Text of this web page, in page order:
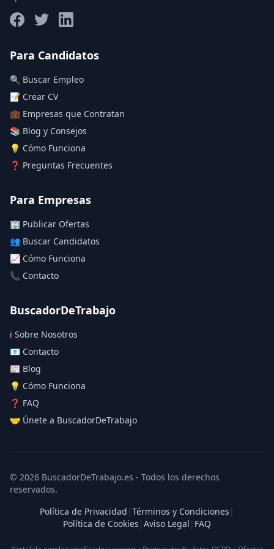
Deja vacío para "sin límite"
Aplicar filtros
Para Candidatos
🔍 Buscar Empleo
📝 Crear CV
💼 Empresas que Contratan
📚 Blog y Consejos
💡 Cómo Funciona
❓ Preguntas Frecuentes
Para Empresas
🏢 Publicar Ofertas
👥 Buscar Candidatos
📈 Cómo Funciona
📞 Contacto
BuscadorDeTrabajo
ℹ️ Sobre Nosotros
📧 Contacto
📰 Blog
💡 Cómo Funciona
❓ FAQ
🤝 Únete a BuscadorDeTrabajo
© 2026 BuscadorDeTrabajo.es - Todos los derechos
reservados.
Política de Privacidad | Términos y Condiciones |
Política de Cookies | Aviso Legal | FAQ